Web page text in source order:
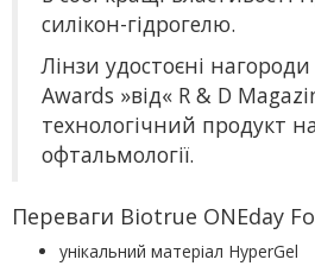
силікон-гідрогелю.
Лінзи удостоєні
Awards »від« R & D
технологічний продукт
офтальмології.
Переваги Biotrue ONEday
унікальний матеріал HyperGel